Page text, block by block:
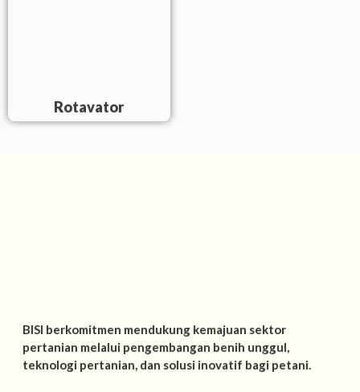
Rotavator
BISI berkomitmen mendukung kemajuan sektor
pertanian melalui pengembangan benih unggul,
teknologi pertanian, dan solusi inovatif bagi petani.